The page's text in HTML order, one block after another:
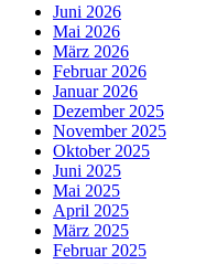
Juni 2026
Mai 2026
März 2026
Februar 2026
Januar 2026
Dezember 2025
November 2025
Oktober 2025
Juni 2025
Mai 2025
April 2025
März 2025
Februar 2025